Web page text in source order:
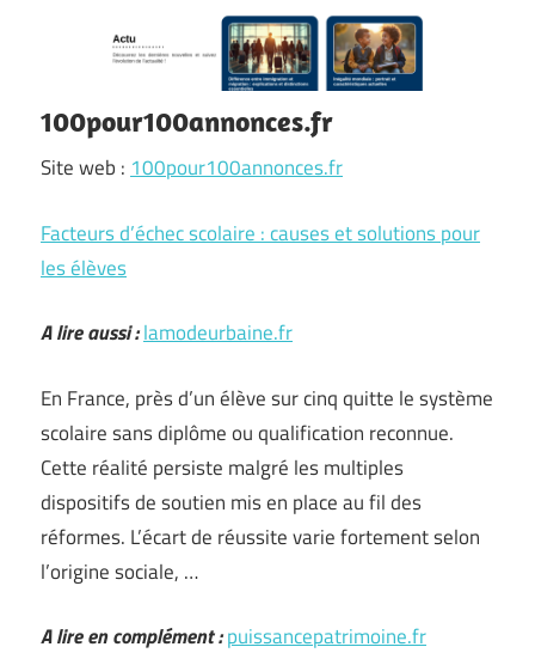
100pour100annonces.fr
Site web : 100pour100annonces.fr
Facteurs d’échec scolaire : causes et solutions pour
les élèves
A lire aussi :lamodeurbaine.fr
En France, près d’un élève sur cinq quitte le système
scolaire sans diplôme ou qualification reconnue.
Cette réalité persiste malgré les multiples
dispositifs de soutien mis en place au fil des
réformes. L’écart de réussite varie fortement selon
l’origine sociale, …
A lire en complément :puissancepatrimoine.fr